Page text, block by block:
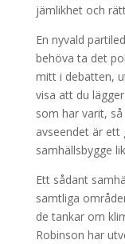
jämlikhet och
En nyvald
behöva ta det
mitt i debatten,
visa att du
som har varit,
avseendet är
samhällsbygge
Ett sådant
samtliga
de tankar om
Robinson har